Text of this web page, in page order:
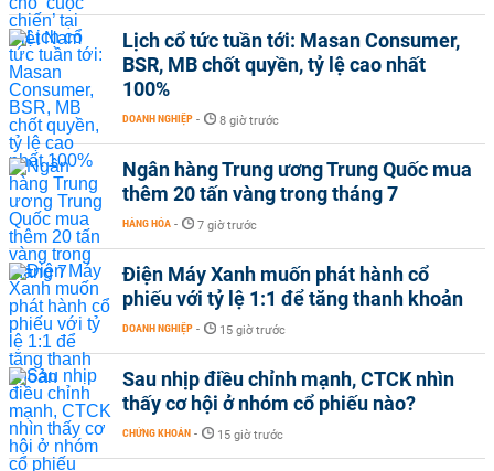
Lịch cổ tức tuần tới: Masan Consumer,
BSR, MB chốt quyền, tỷ lệ cao nhất
100%
DOANH NGHIỆP - 8 giờ trước
Ngân hàng Trung ương Trung Quốc mua
thêm 20 tấn vàng trong tháng 7
HÀNG HÓA - 7 giờ trước
Điện Máy Xanh muốn phát hành cổ
phiếu với tỷ lệ 1:1 để tăng thanh khoản
DOANH NGHIỆP - 15 giờ trước
Sau nhịp điều chỉnh mạnh, CTCK nhìn
thấy cơ hội ở nhóm cổ phiếu nào?
CHỨNG KHOÁN - 15 giờ trước